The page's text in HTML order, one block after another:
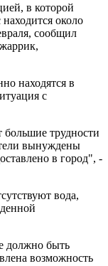
в которой
около
сообщил
находятся в
с
трудности
вынуждены
в город", -
вода,
должно быть
возможность